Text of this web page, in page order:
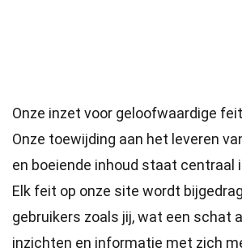
Onze inzet voor geloofwaardige
Onze toewijding aan het leveren
en boeiende inhoud staat centraal
Elk feit op onze site wordt
gebruikers zoals jij, wat een schat
inzichten en informatie met zich